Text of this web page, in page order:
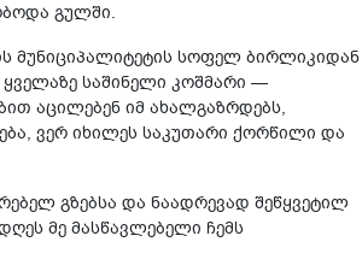
გულში.
მუნიციპალიტეტის სოფელ ბირლიკიდან
საშინელი კოშმარი —
აცილებენ იმ ახალგაზრდებს,
ვერ იხილეს საკუთარი ქორწილი და
გზებსა და ნაადრევად შეწყვეტილ
მე მასწავლებელი ჩემს